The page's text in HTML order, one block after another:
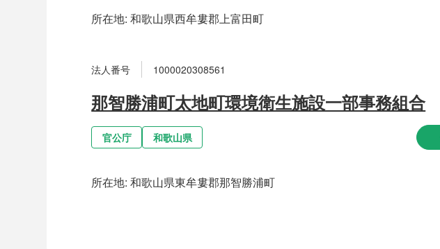
所在地:和歌山県西牟婁郡上富田町
法人番号 1000020308561
那智勝浦町太地町環境衛生施設一部事務組合
官公庁 和歌山県
所在地:和歌山県東牟婁郡那智勝浦町